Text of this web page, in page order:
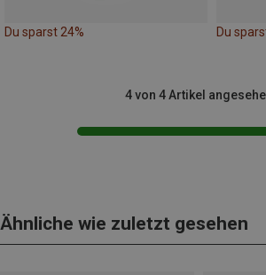
Du sparst 24% Du
4 von 4 Artikel
Ähnliche wie zuletzt gesehen